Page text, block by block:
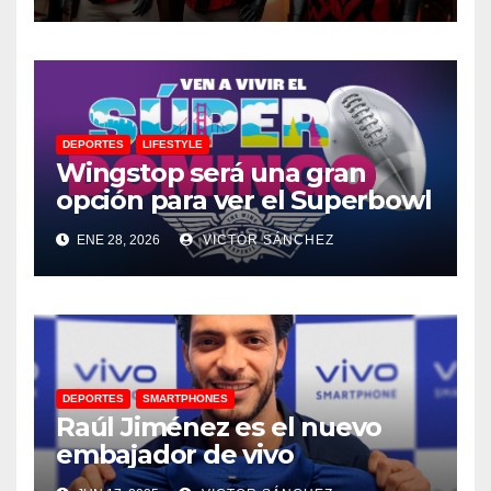
DEPORTES LIFESTYLE
Wingstop será una gran
opción para ver el Superbowl
ENE 28, 2026 VICTOR SÁNCHEZ
DEPORTES SMARTPHONES
Raúl Jiménez es el nuevo
embajador de vivo